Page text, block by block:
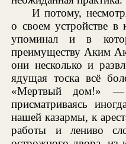
И потому,
о своем устройстве
упоминал и в
преимуществу Аким
они несколько и
ядущая тоска всё
«Мертвый дом!» —
присматриваясь
нашей казармы, к
работы и лениво